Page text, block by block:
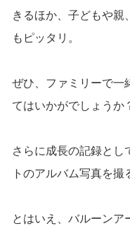
きるほか、子どもや親
もピッタリ。
ぜひ、ファミリーで一
てはいかがでしょうか
さらに成長の記録とし
トのアルバム写真を撮
とはいえ、バルーンア